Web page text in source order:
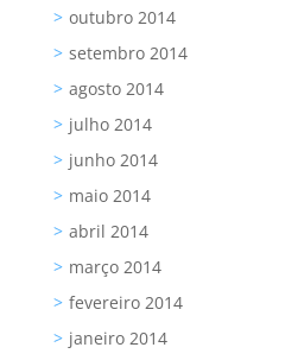
outubro 2014
setembro 2014
agosto 2014
julho 2014
junho 2014
maio 2014
abril 2014
março 2014
fevereiro 2014
janeiro 2014